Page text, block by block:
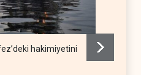
hakimiyetini